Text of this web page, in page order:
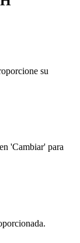
su
'Cambiar' para